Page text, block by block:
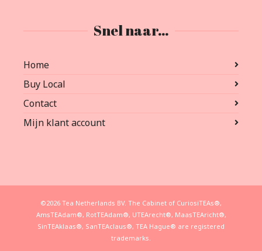
Snel naar…
Home
Buy Local
Contact
Mijn klant account
©2026 Tea Netherlands BV. The Cabinet of CuriosiTEAs®,
AmsTEAdam®, RotTEAdam®, UTEArecht®, MaasTEAricht®,
SinTEAklaas®, SanTEAclaus®, TEA Hague® are registered
trademarks.